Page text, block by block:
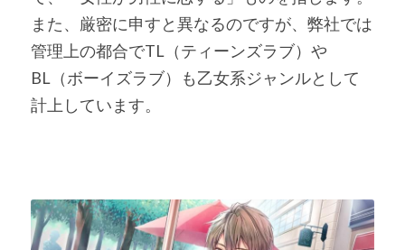
また、厳密に申すと異なるのですが、弊社では
管理上の都合でTL（ティーンズラブ）や
BL（ボーイズラブ）も乙女系ジャンルとして
計上しています。